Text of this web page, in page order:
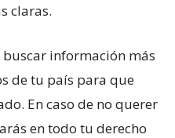
claras.
información más
de tu país para que
En caso de no querer
en todo tu derecho